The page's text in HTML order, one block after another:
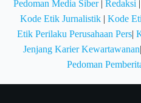
Pedoman Media Siber| Redaksi |
Kode Etik Jurnalistik| Kode
Etik Perilaku Perusahaan Pers|
Jenjang Karier Kewartawanan|
Pedoman